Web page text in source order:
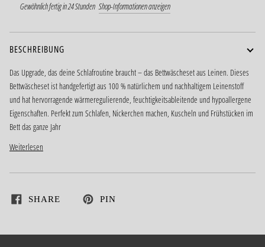
Gewöhnlich fertig in 24 Stunden Shop-Informationen anzeigen
BESCHREIBUNG
Das Upgrade, das deine Schlafroutine braucht – das Bettwäscheset aus Leinen. Dieses
Bettwäscheset ist handgefertigt aus 100 % natürlichem und nachhaltigem Leinenstoff
und hat hervorragende wärmeregulierende, feuchtigkeitsableitende und hypoallergene
Eigenschaften. Perfekt zum Schlafen, Nickerchen machen, Kuscheln und Frühstücken im
Bett das ganze Jahr
Weiterlesen
SHARE PIN